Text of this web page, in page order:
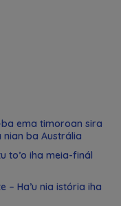
ema timoroan sira
nian ba Austrália
to’o iha meia-finál
– Ha’u nia istória iha